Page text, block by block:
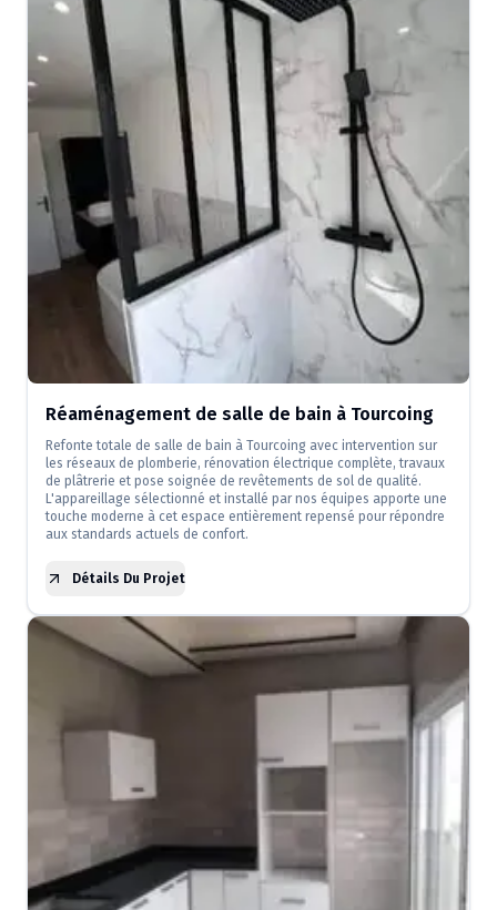
Réaménagement de salle de bain à Tourcoing
Refonte totale de salle de bain à Tourcoing avec intervention sur
les réseaux de plomberie, rénovation électrique complète, travaux
de plâtrerie et pose soignée de revêtements de sol de qualité.
L'appareillage sélectionné et installé par nos équipes apporte une
touche moderne à cet espace entièrement repensé pour répondre
aux standards actuels de confort.
Détails Du Projet